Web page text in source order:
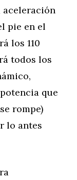
aceleración
pie en el
los 110
todos los
que
rompe)
lo antes